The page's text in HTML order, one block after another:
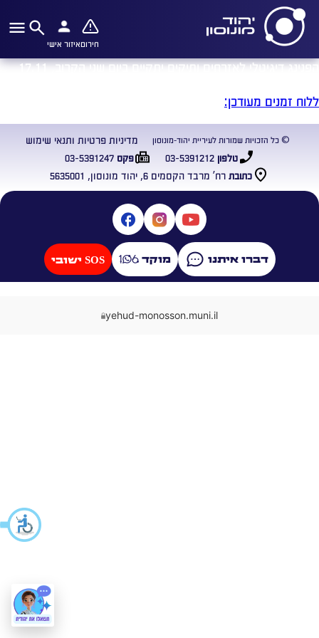
חירוםאיזור אישי
הפנינג דיגיטלי לאזרחים ותיקים יתקיים ביום שני הקרוב, 17.11
ללוח זמנים מעודכן:
כתובת רח’ מרבד הקסמים 6, יהוד מונוסון, 5635001
טלפון03-5391212 פקס03-5391247
© כל הזכויות שמורות לעיריית יהוד-מונוסון מדיניות פרטיות ותנאי שימוש
דברו איתנו מוקד SOS ישובי
yehud-monosson.muni.il